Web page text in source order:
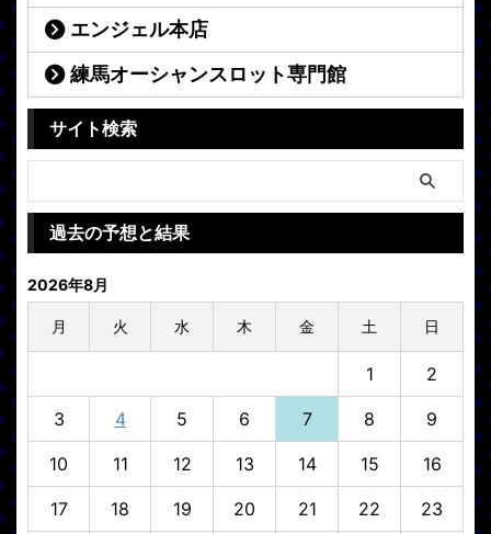
エンジェル本店
練馬オーシャンスロット専門館
サイト検索
過去の予想と結果
2026年8月
月 火 水 木 金 土 日
1 2
3 4 5 6 7 8 9
10 11 12 13 14 15 16
17 18 19 20 21 22 23